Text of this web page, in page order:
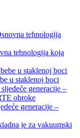
tehnologija koja
u staklenoj boci
generacije –